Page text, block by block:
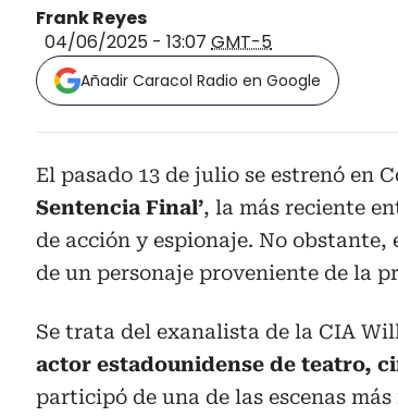
Frank Reyes
04/06/2025 - 13:07 GMT-5
Añadir Caracol Radio en Google
El pasado 13 de julio se estrenó en
Sentencia Final’, la más reciente
de acción y espionaje. No
de un personaje proveniente de la
Se trata del exanalista de la CIA
actor estadounidense de teatro,
participó de una de las escenas